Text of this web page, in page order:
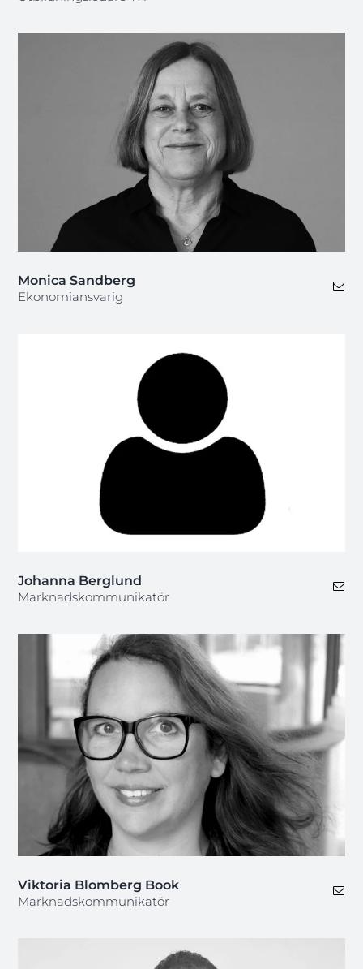
Monica Sandberg
Ekonomiansvarig
Johanna Berglund
Marknadskommunikatör
Viktoria Blomberg Book
Marknadskommunikatör